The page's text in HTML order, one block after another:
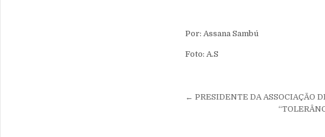
Por: Assana Sambú
Foto: A.S
Navegação de
← PRESIDENTE DA ASSOCIAÇÃO